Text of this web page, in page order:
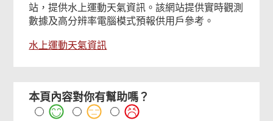
站，提供水上運動天氣資訊。該網站提供實時觀測
數據及高分辨率電腦模式預報供用戶參考。
水上運動天氣資訊
本頁內容對你有幫助嗎？